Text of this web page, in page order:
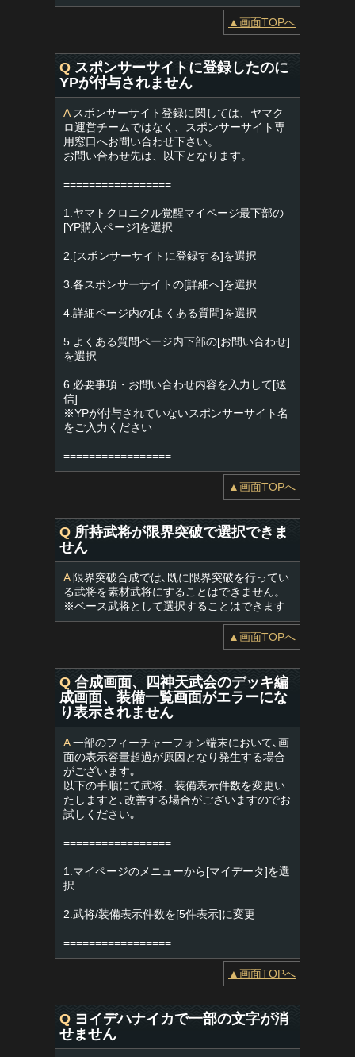
▲画面TOPへ
Q スポンサーサイトに登録したのに
YPが付与されません
Aスポンサーサイト登録に関しては、ヤマク
ロ運営チームではなく、スポンサーサイト専
用窓口へお問い合わせ下さい。
お問い合わせ先は、以下となります。
=================
1.ヤマトクロニクル覚醒マイページ最下部の
[YP購入ページ]を選択
2.[スポンサーサイトに登録する]を選択
3.各スポンサーサイトの[詳細へ]を選択
4.詳細ページ内の[よくある質問]を選択
5.よくある質問ページ内下部の[お問い合わせ]
を選択
6.必要事項・お問い合わせ内容を入力して[送
信]
※YPが付与されていないスポンサーサイト名
をご入力ください
=================
▲画面TOPへ
Q 所持武将が限界突破で選択できま
せん
A限界突破合成では､既に限界突破を行ってい
る武将を素材武将にすることはできません。
※ベース武将として選択することはできます
▲画面TOPへ
Q 合成画面、四神天武会のデッキ編
成画面、装備一覧画面がエラーにな
り表示されません
A一部のフィーチャーフォン端末において､画
面の表示容量超過が原因となり発生する場合
がございます｡
以下の手順にて武将、装備表示件数を変更い
たしますと､改善する場合がございますのでお
試しください｡
=================
1.マイページのメニューから[マイデータ]を選
択
2.武将/装備表示件数を[5件表示]に変更
=================
▲画面TOPへ
Q ヨイデハナイカで一部の文字が消
せません